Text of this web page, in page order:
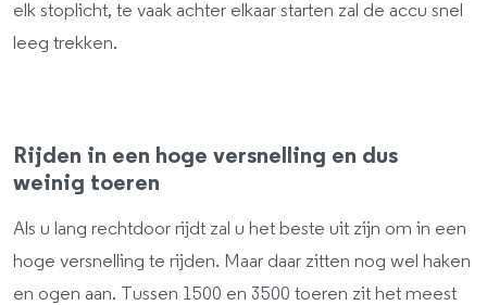
elk stoplicht, te vaak achter elkaar starten zal de accu snel
leeg trekken.
Rijden in een hoge versnelling en dus
weinig toeren
Als u lang rechtdoor rijdt zal u het beste uit zijn om in een
hoge versnelling te rijden. Maar daar zitten nog wel haken
en ogen aan. Tussen 1500 en 3500 toeren zit het meest